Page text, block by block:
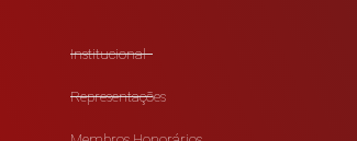
Institucional
Representações